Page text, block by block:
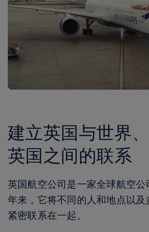
建立英国与世界
英国之间的联系
英国航空公司是一家全球航空公
年来，它将不同的人和地点以
紧密联系在一起。